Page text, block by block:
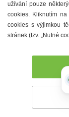
Prohlášení o
užívání pouze
cookies. Kliknutím
cookies s výjimkou
stránek (tzv. „Nutné